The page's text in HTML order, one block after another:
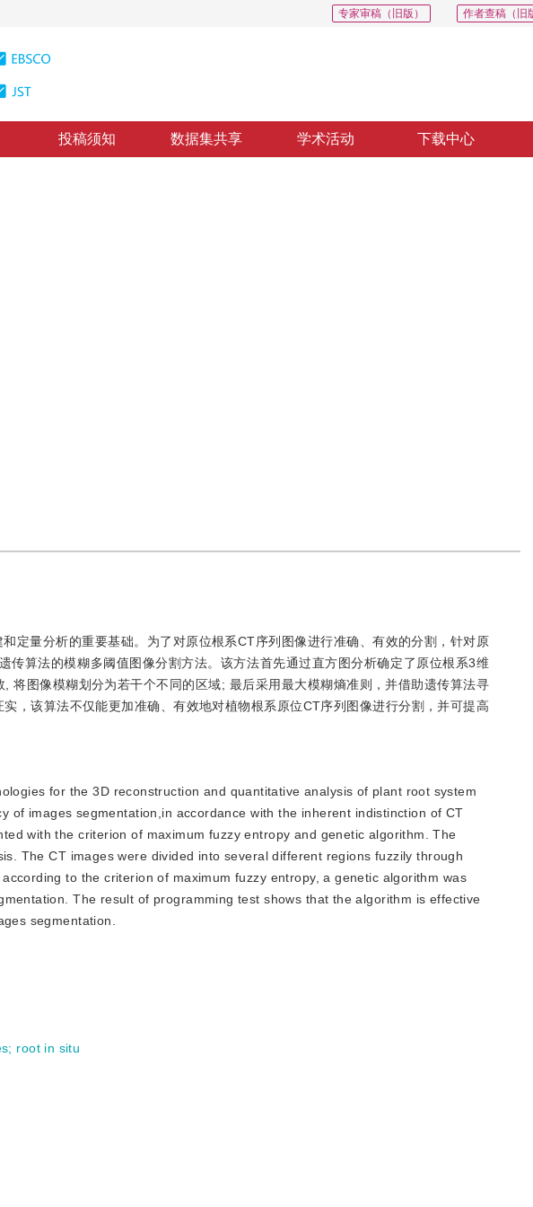
作者查稿（旧
专家审稿（旧版）
投稿须知 数据集共享 学术活动 下载中心
定量分析的重要基础。为了对原位根系CT序列图像进行准确、有效的分割，针对原
传算法的模糊多阈值图像分割方法。该方法首先通过直方图分析确定了原位根系3维
将图像模糊划分为若干个不同的区域; 最后采用最大模糊熵准则，并借助遗传算法寻
，该算法不仅能更加准确、有效地对植物根系原位CT序列图像进行分割，并可提高
for the 3D reconstruction and quantitative analysis of plant root system
of images segmentation,in accordance with the inherent indistinction of CT
with the criterion of maximum fuzzy entropy and genetic algorithm. The
The CT images were divided into several different regions fuzzily through
to the criterion of maximum fuzzy entropy, a genetic algorithm was
The result of programming test shows that the algorithm is effective
segmentation.
; root in situ